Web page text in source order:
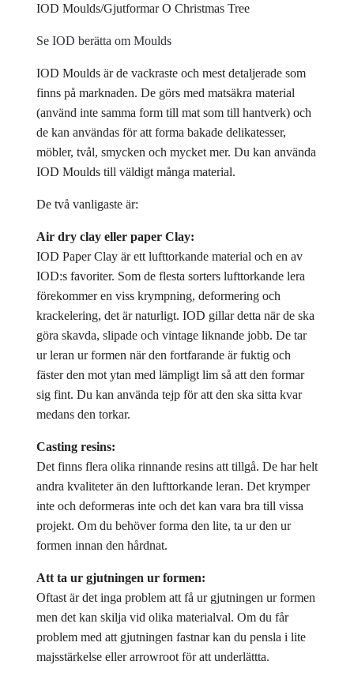
IOD Moulds/Gjutformar O Christmas Tree
Se IOD berätta om Moulds
IOD Moulds är de vackraste och mest detaljerade som
finns på marknaden. De görs med matsäkra material
(använd inte samma form till mat som till hantverk) och
de kan användas för att forma bakade delikatesser,
möbler, tvål, smycken och mycket mer. Du kan använda
IOD Moulds till väldigt många material.
De två vanligaste är:
Air dry clay eller paper Clay:
IOD Paper Clay är ett lufttorkande material och en av
IOD:s favoriter. Som de flesta sorters lufttorkande lera
förekommer en viss krympning, deformering och
krackelering, det är naturligt. IOD gillar detta när de ska
göra skavda, slipade och vintage liknande jobb. De tar
ur leran ur formen när den fortfarande är fuktig och
fäster den mot ytan med lämpligt lim så att den formar
sig fint. Du kan använda tejp för att den ska sitta kvar
medans den torkar.
Casting resins:
Det finns flera olika rinnande resins att tillgå. De har helt
andra kvaliteter än den lufttorkande leran. Det krymper
inte och deformeras inte och det kan vara bra till vissa
projekt. Om du behöver forma den lite, ta ur den ur
formen innan den hårdnat.
Att ta ur gjutningen ur formen:
Oftast är det inga problem att få ur gjutningen ur formen
men det kan skilja vid olika materialval. Om du får
problem med att gjutningen fastnar kan du pensla i lite
majsstärkelse eller arrowroot för att underlättta.